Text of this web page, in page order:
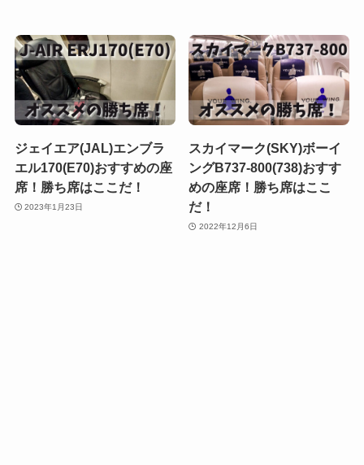
ジェイエア(JAL)エンブラ
エル170(E70)おすすめの座
席！勝ち席はここだ！
2023年1月23日
スカイマーク(SKY)ボーイ
ングB737-800(738)おすす
めの座席！勝ち席はここ
だ！
2022年12月6日